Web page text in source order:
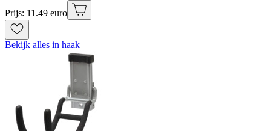
Prijs: 11.49 euro
Bekijk alles in haak